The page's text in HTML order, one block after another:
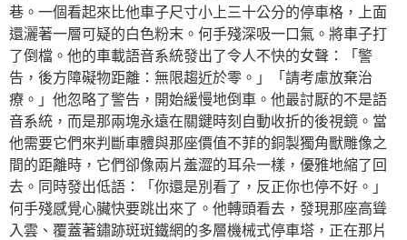
巷。一個看起來比他車子尺寸小上三十公分的停車格，上面
還灑著一層可疑的白色粉末。何手殘深吸一口氣。將車子打
了倒檔。他的車載語音系統發出了令人不快的女聲：「警
告，後方障礙物距離：無限趨近於零。」「請考慮放棄治
療。」他忽略了警告，開始緩慢地倒車。他最討厭的不是語
音系統，而是那兩塊永遠在關鍵時刻自動收折的後視鏡。當
他需要它們來判斷車體與那座價值不菲的銅製獨角獸雕像之
間的距離時，它們卻像兩片羞澀的耳朵一樣，優雅地縮了回
去。同時發出低語：「你還是別看了，反正你也停不好。」
何手殘感覺心臟快要跳出來了。他轉頭看去，發現那座高聳
入雲、覆蓋著鏽跡斑斑鐵網的多層機械式停車塔，正在那片